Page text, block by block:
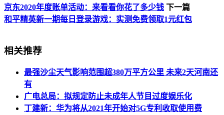
京东2020年度账单活动：来看看你花了多少钱 下一篇
和平精英新一期每日登录游戏：实测免费领取1元红包
相关推荐
最强沙尘天气影响范围超380万平方公里 未来2天河南还
有
广电总局：拟规定防止未成年人节目过度娱乐化
丁建新：华为将从2021年开始对5G专利收取使用费